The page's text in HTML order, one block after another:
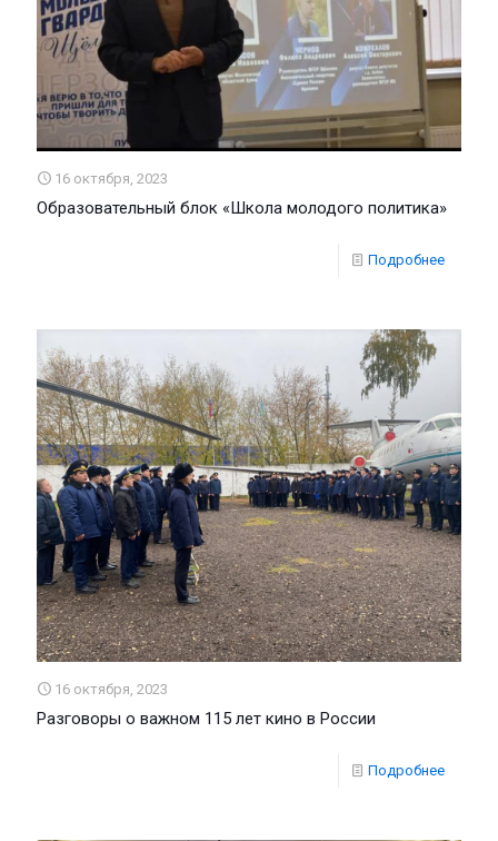
16 октября, 2023
Образовательный блок «Школа молодого политика»
Подробнее
16 октября, 2023
Разговоры о важном 115 лет кино в России
Подробнее